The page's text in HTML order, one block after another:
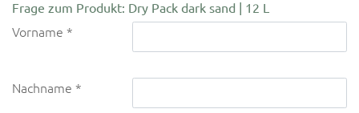
Frage zum Produkt: Dry Pack dark sand | 12 L
Vorname
Nachname